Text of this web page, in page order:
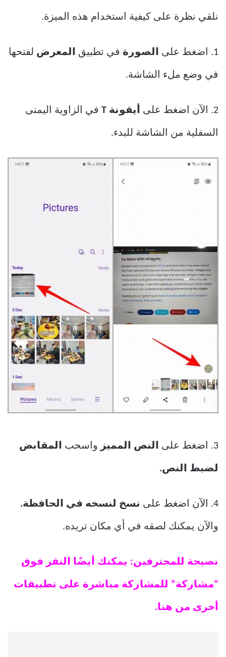
نلقي نظرة على كيفية استخدام هذه الميزة.
1. اضغط على الصورة في تطبيق المعرض لفتحها
في وضع ملء الشاشة.
2. الآن اضغط على أيقونة T في الزاوية اليمنى
السفلية من الشاشة للبدء.
3. اضغط على النص المميز واسحب المقابض
لضبط النص.
4. الآن اضغط على نسخ لنسخه في الحافظة.
والآن يمكنك لصقه في أي مكان تريده.
نصيحة للمحترفين: يمكنك أيضًا النقر فوق
“مشاركة” للمشاركة مباشرة على تطبيقات
أخرى من هنا.